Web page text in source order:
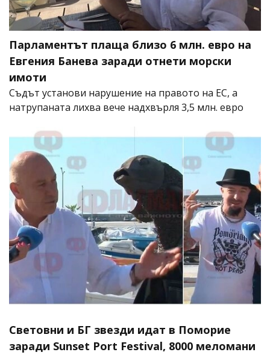
Парламентът плаща близо 6 млн. евро на
Евгения Банева заради отнети морски
имоти
Съдът установи нарушение на правото на ЕС, а
натрупаната лихва вече надхвърля 3,5 млн. евро
Световни и БГ звезди идат в Поморие
заради Sunset Port Festival, 8000 меломани